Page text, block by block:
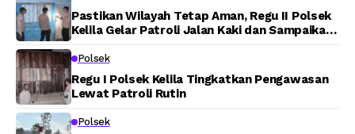
Pastikan Wilayah Tetap Aman, Regu II Polsek
Kelila Gelar Patroli Jalan Kaki dan Sampaikan
Polsek
Regu I Polsek Kelila Tingkatkan Pengawasan
Lewat Patroli Rutin
Polsek